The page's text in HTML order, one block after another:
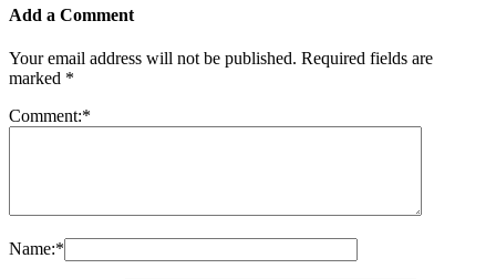
Add a Comment
Your email address will not be published. Required fields are
marked *
Comment:*
Name:*